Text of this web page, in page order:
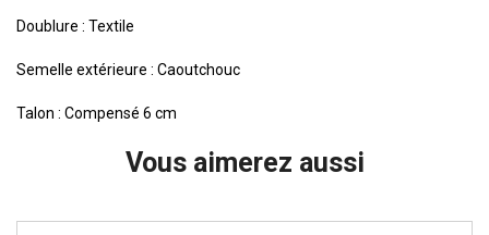
Doublure : Textile
Semelle extérieure : Caoutchouc
Talon : Compensé 6 cm
Vous aimerez aussi